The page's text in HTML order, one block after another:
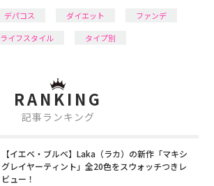
デパコス ダイエット
ファンデ
ライフスタイル
タイプ別
RANKING
記事ランキング
【イエベ・ブルベ】Laka（ラカ）の新作「マキシ
グレイヤーティント」全20色をスウォッチつきレ
ビュー！